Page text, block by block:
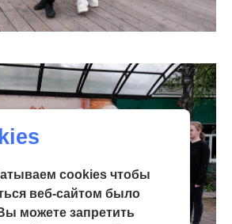
cookies чтобы
веб-сайтом было
можете запретить